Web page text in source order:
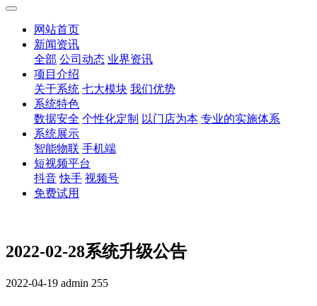
网站首页
新闻资讯
全部 公司动态 业界资讯
项目介绍
关于系统 七大模块 我们优势
系统特色
数据安全 个性化定制 以门店为本 专业的实施体系
系统展示
智能物联 手机端
短视频平台
抖音 快手 视频号
免费试用
2022-02-28系统升级公告
2022-04-19 admin 255